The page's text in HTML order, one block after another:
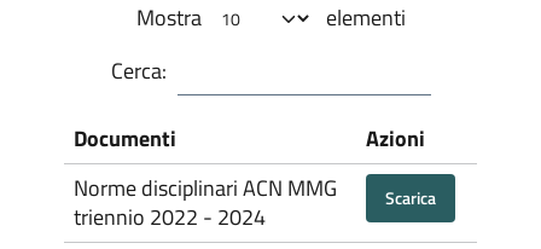
Mostra
elementi
Cerca:
Documenti
Azioni
Norme disciplinari ACN MMG
triennio 2022 - 2024
Scarica